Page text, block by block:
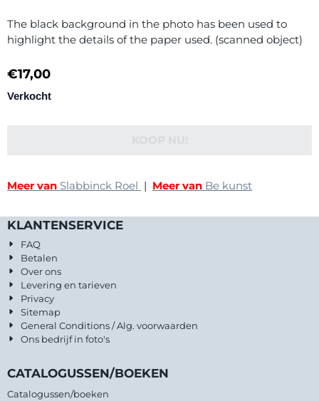
The black background in the photo has been used to
highlight the details of the paper used. (scanned object)
€17,00
Verkocht
Meer van Slabbinck Roel | Meer van Be kunst
KLANTENSERVICE
FAQ
Betalen
Over ons
Levering en tarieven
Privacy
Sitemap
General Conditions / Alg. voorwaarden
Ons bedrijf in foto's
CATALOGUSSEN/BOEKEN
Catalogussen/boeken